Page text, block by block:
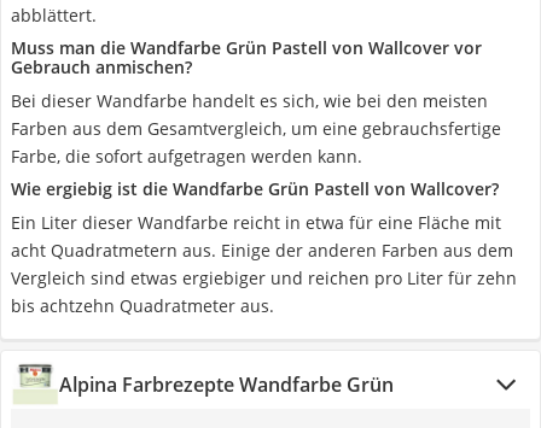
abblättert.
Muss man die Wandfarbe Grün Pastell von Wallcover vor
Gebrauch anmischen?
Bei dieser Wandfarbe handelt es sich, wie bei den meisten
Farben aus dem Gesamtvergleich, um eine gebrauchsfertige
Farbe, die sofort aufgetragen werden kann.
Wie ergiebig ist die Wandfarbe Grün Pastell von Wallcover?
Ein Liter dieser Wandfarbe reicht in etwa für eine Fläche mit
acht Quadratmetern aus. Einige der anderen Farben aus dem
Vergleich sind etwas ergiebiger und reichen pro Liter für zehn
bis achtzehn Quadratmeter aus.
Alpina Farbrezepte Wandfarbe Grün